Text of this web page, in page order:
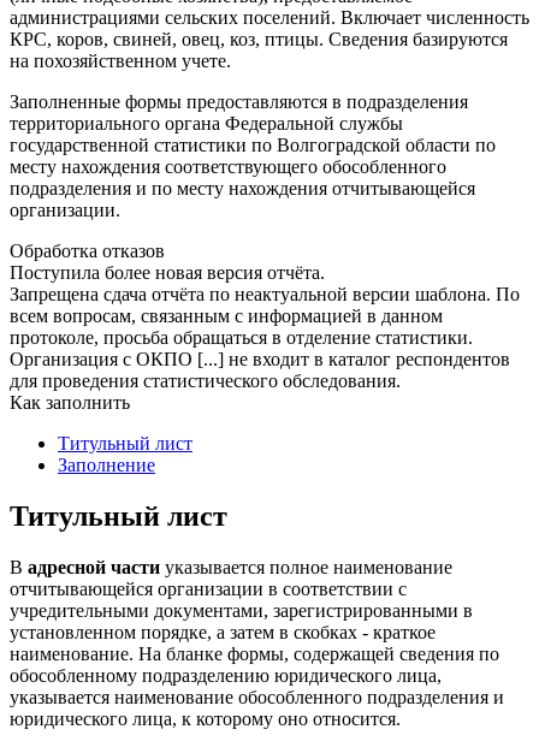
администрациями сельских поселений. Включает численность
КРС, коров, свиней, овец, коз, птицы. Сведения базируются
на похозяйственном учете.
Заполненные формы предоставляются в подразделения
территориального органа Федеральной службы
государственной статистики по Волгоградской области по
месту нахождения соответствующего обособленного
подразделения и по месту нахождения отчитывающейся
организации.
Обработка отказов
Поступила более новая версия отчёта.
Запрещена сдача отчёта по неактуальной версии шаблона. По
всем вопросам, связанным с информацией в данном
протоколе, просьба обращаться в отделение статистики.
Организация с ОКПО [...] не входит в каталог респондентов
для проведения статистического обследования.
Как заполнить
Титульный лист
Заполнение
Титульный лист
В адресной части указывается полное наименование
отчитывающейся организации в соответствии с
учредительными документами, зарегистрированными в
установленном порядке, а затем в скобках - краткое
наименование. На бланке формы, содержащей сведения по
обособленному подразделению юридического лица,
указывается наименование обособленного подразделения и
юридического лица, к которому оно относится.